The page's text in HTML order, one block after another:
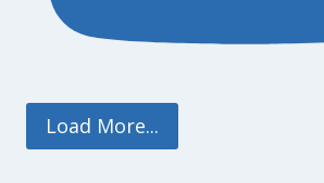
Load More...